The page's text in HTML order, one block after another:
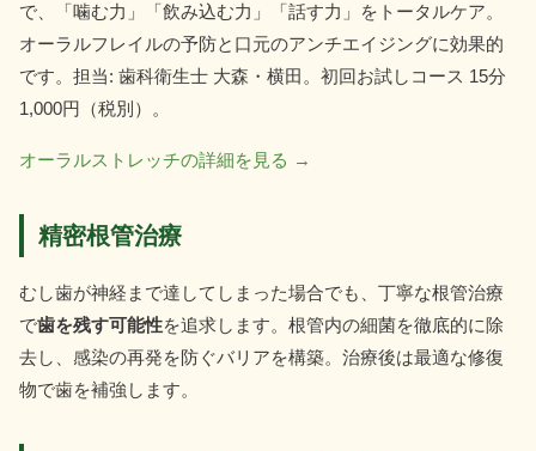
で、「噛む力」「飲み込む力」「話す力」をトータルケア。
オーラルフレイルの予防と口元のアンチエイジングに効果的
です。担当: 歯科衛生士 大森・横田。初回お試しコース 15分
1,000円（税別）。
オーラルストレッチの詳細を見る →
精密根管治療
むし歯が神経まで達してしまった場合でも、丁寧な根管治療
で歯を残す可能性を追求します。根管内の細菌を徹底的に除
去し、感染の再発を防ぐバリアを構築。治療後は最適な修復
物で歯を補強します。